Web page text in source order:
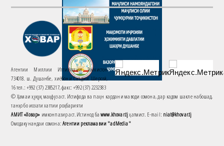
Агентии Миллии Иттилоотии Тоҷикистон
734018. ш. Душанбе, хиёбони Саъдии Шерозӣ,
16 тел.: +992 (37) 2385217, факс: +992 (37) 2232383
© Ҳамаи ҳуқуқ маҳфуз аст. Истифода ва паҳн кардани маводи сомона, дар кадом шакле набошад,
танҳо бо иҷозати хаттии роҳбарияти
АМИТ «Ховар» имконпазир аст. Истинод баwww.khovar.tjҳатмист. E-mail: niat@khovar.tj
Омодакунандаи сомона:Агентии рекламавии "adMedia"